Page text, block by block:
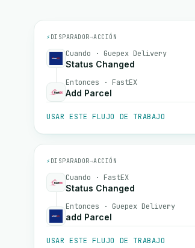
⚡ DISPARADOR→ACCIÓN
Cuando · Guepex Delivery
Status Changed
Entonces · FastEX
Add Parcel
USAR ESTE FLUJO DE TRABAJO
⚡ DISPARADOR→ACCIÓN
Cuando · FastEX
Status Changed
Entonces · Guepex Delivery
add Parcel
USAR ESTE FLUJO DE TRABAJO